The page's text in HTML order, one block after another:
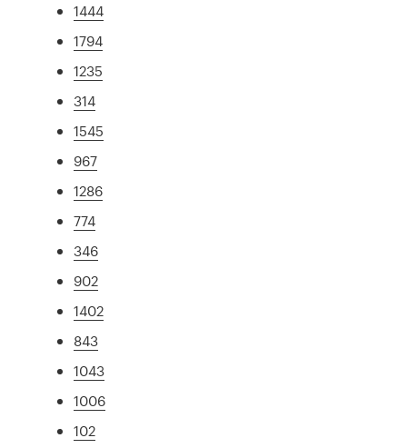
1444
1794
1235
314
1545
967
1286
774
346
902
1402
843
1043
1006
102